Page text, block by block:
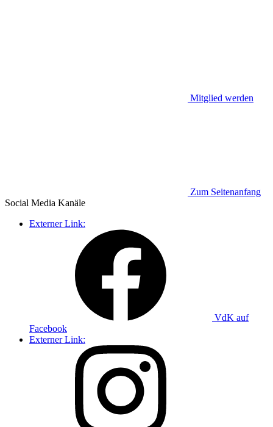
Mitglied werden
Zum Seitenanfang
Social Media Kanäle
Externer Link:
VdK auf
Facebook
Externer Link: